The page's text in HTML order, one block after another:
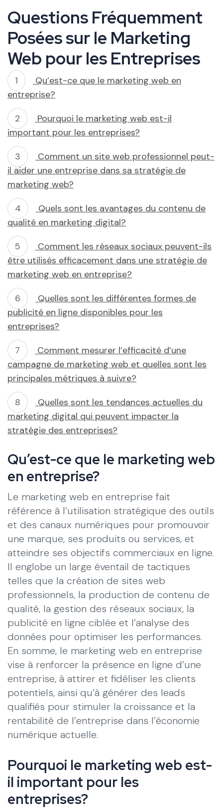
Questions Fréquemment
Posées sur le Marketing
Web pour les Entreprises
Qu’est-ce que le marketing web en
entreprise?
Pourquoi le marketing web est-il
important pour les entreprises?
Comment un site web professionnel peut-
il aider une entreprise dans sa stratégie de
marketing web?
Quels sont les avantages du contenu de
qualité en marketing digital?
Comment les réseaux sociaux peuvent-ils
être utilisés efficacement dans une stratégie de
marketing web en entreprise?
Quelles sont les différentes formes de
publicité en ligne disponibles pour les
entreprises?
Comment mesurer l’efficacité d’une
campagne de marketing web et quelles sont les
principales métriques à suivre?
Quelles sont les tendances actuelles du
marketing digital qui peuvent impacter la
stratégie des entreprises?
Qu’est-ce que le marketing web
en entreprise?
Le marketing web en entreprise fait
référence à l’utilisation stratégique des outils
et des canaux numériques pour promouvoir
une marque, ses produits ou services, et
atteindre ses objectifs commerciaux en ligne.
Il englobe un large éventail de tactiques
telles que la création de sites web
professionnels, la production de contenu de
qualité, la gestion des réseaux sociaux, la
publicité en ligne ciblée et l’analyse des
données pour optimiser les performances.
En somme, le marketing web en entreprise
vise à renforcer la présence en ligne d’une
entreprise, à attirer et fidéliser les clients
potentiels, ainsi qu’à générer des leads
qualifiés pour stimuler la croissance et la
rentabilité de l’entreprise dans l’économie
numérique actuelle.
Pourquoi le marketing web est-
il important pour les
entreprises?